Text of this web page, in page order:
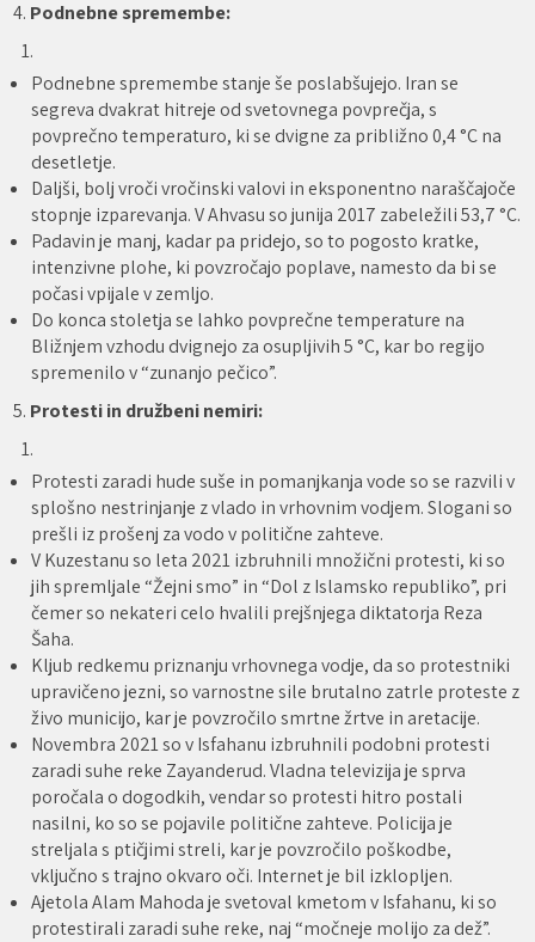
4. Podnebne spremembe:
Podnebne spremembe stanje še poslabšujejo. Iran se
segreva dvakrat hitreje od svetovnega povprečja, s
povprečno temperaturo, ki se dvigne za približno 0,4 °C na
desetletje.
Daljši, bolj vroči vročinski valovi in eksponentno naraščajoče
stopnje izparevanja. V Ahvasu so junija 2017 zabeležili 53,7 °C.
Padavin je manj, kadar pa pridejo, so to pogosto kratke,
intenzivne plohe, ki povzročajo poplave, namesto da bi se
počasi vpijale v zemljo.
Do konca stoletja se lahko povprečne temperature na
Bližnjem vzhodu dvignejo za osupljivih 5 °C, kar bo regijo
spremenilo v “zunanjo pečico”.
5. Protesti in družbeni nemiri:
Protesti zaradi hude suše in pomanjkanja vode so se razvili v
splošno nestrinjanje z vlado in vrhovnim vodjem. Slogani so
prešli iz prošenj za vodo v politične zahteve.
V Kuzestanu so leta 2021 izbruhnili množični protesti, ki so
jih spremljale “Žejni smo” in “Dol z Islamsko republiko”, pri
čemer so nekateri celo hvalili prejšnjega diktatorja Reza
Šaha.
Kljub redkemu priznanju vrhovnega vodje, da so protestniki
upravičeno jezni, so varnostne sile brutalno zatrle proteste z
živo municijo, kar je povzročilo smrtne žrtve in aretacije.
Novembra 2021 so v Isfahanu izbruhnili podobni protesti
zaradi suhe reke Zayanderud. Vladna televizija je sprva
poročala o dogodkih, vendar so protesti hitro postali
nasilni, ko so se pojavile politične zahteve. Policija je
streljala s ptičjimi streli, kar je povzročilo poškodbe,
vključno s trajno okvaro oči. Internet je bil izklopljen.
Ajetola Alam Mahoda je svetoval kmetom v Isfahanu, ki so
protestirali zaradi suhe reke, naj “močneje molijo za dež”.